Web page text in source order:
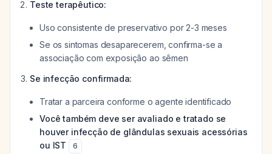
Teste terapêutico:
Uso consistente de preservativo por 2-3 meses
Se os sintomas desaparecerem, confirma-se a
associação com exposição ao sêmen
Se infecção confirmada:
Tratar a parceira conforme o agente identificado
Você também deve ser avaliado e tratado se
houver infecção de glândulas sexuais acessórias
ou IST
6